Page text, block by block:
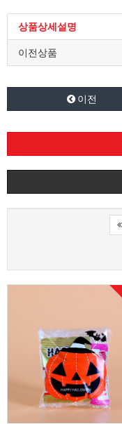
상품상세설명
이전상품
이전